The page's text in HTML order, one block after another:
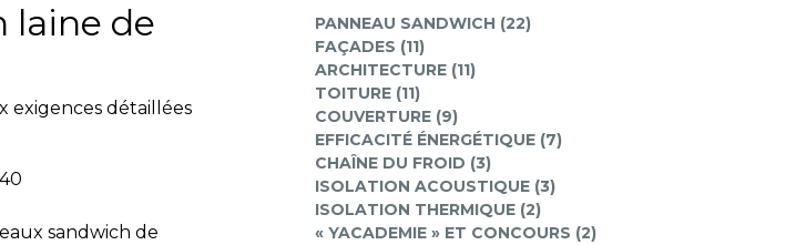
laine de
exigences détaillées
sandwich de
PANNEAU SANDWICH (22)
FAÇADES (11)
ARCHITECTURE (11)
TOITURE (11)
COUVERTURE (9)
EFFICACITÉ ÉNERGÉTIQUE (7)
CHAÎNE DU FROID (3)
ISOLATION ACOUSTIQUE (3)
ISOLATION THERMIQUE (2)
« YACADEMIE » ET CONCOURS (2)